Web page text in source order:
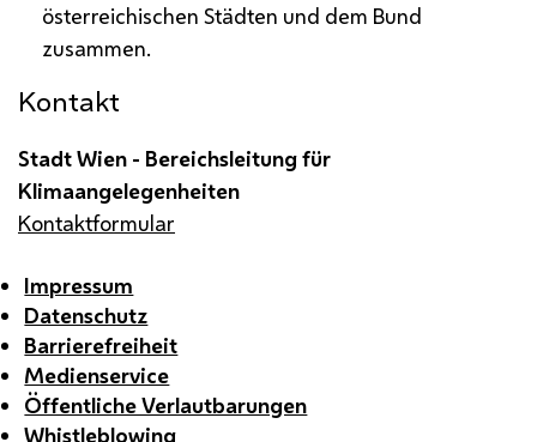
österreichischen Städten und dem Bund
zusammen.
Kontakt
Stadt Wien - Bereichsleitung für
Klimaangelegenheiten
Kontaktformular
Impressum
Datenschutz
Barrierefreiheit
Medienservice
Öffentliche Verlautbarungen
Whistleblowing